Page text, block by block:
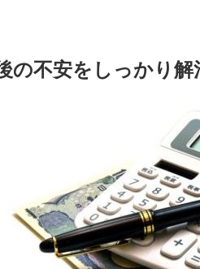
の不安をしっかり